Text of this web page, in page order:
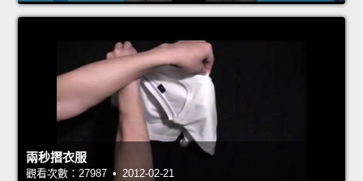
兩秒摺衣服
觀看次數：27987 • 2012-02-21